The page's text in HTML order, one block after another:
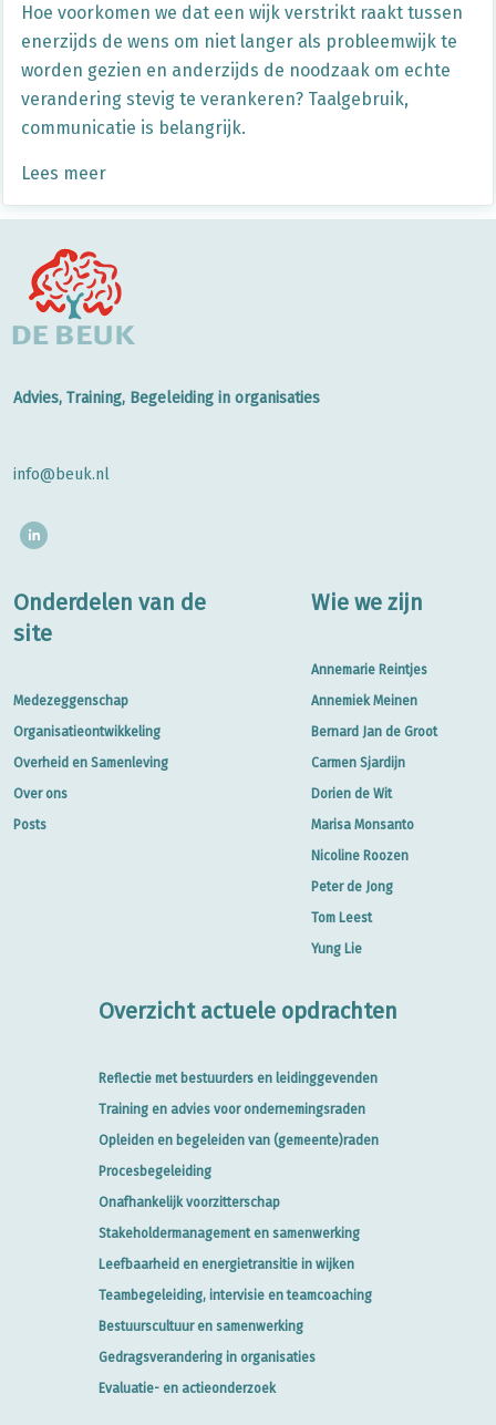
Hoe voorkomen we dat een wijk verstrikt raakt tussen
enerzijds de wens om niet langer als probleemwijk te
worden gezien en anderzijds de noodzaak om echte
verandering stevig te verankeren? Taalgebruik,
communicatie is belangrijk.
Lees meer
Advies, Training, Begeleiding in organisaties
info@beuk.nl
Onderdelen van de
site
Medezeggenschap
Organisatieontwikkeling
Overheid en Samenleving
Over ons
Posts
Wie we zijn
Annemarie Reintjes
Annemiek Meinen
Bernard Jan de Groot
Carmen Sjardijn
Dorien de Wit
Marisa Monsanto
Nicoline Roozen
Peter de Jong
Tom Leest
Yung Lie
Overzicht actuele opdrachten
Reflectie met bestuurders en leidinggevenden
Training en advies voor ondernemingsraden
Opleiden en begeleiden van (gemeente)raden
Procesbegeleiding
Onafhankelijk voorzitterschap
Stakeholdermanagement en samenwerking
Leefbaarheid en energietransitie in wijken
Teambegeleiding, intervisie en teamcoaching
Bestuurscultuur en samenwerking
Gedragsverandering in organisaties
Evaluatie- en actieonderzoek